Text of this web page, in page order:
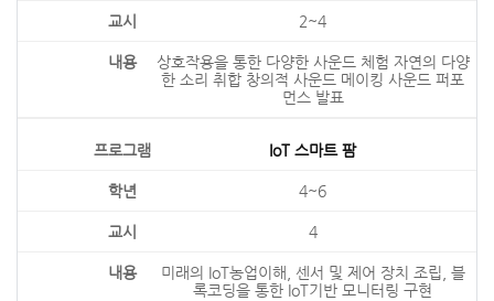
2~4
상호작용을 통한 다양한 사운드 체험 자연의 다양
한 소리 취합 창의적 사운드 메이킹 사운드 퍼포
먼스 발표
IoT 스마트 팜
4~6
4
미래의 IoT농업이해, 센서 및 제어 장치 조립, 블
록코딩을 통한 IoT기반 모니터링 구현